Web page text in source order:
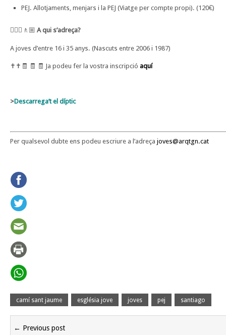
PEJ. Allotjaments, menjars i la PEJ (Viatge per compte propi). (120€)
🚶🏻‍♀️🚶🏼 A qui s’adreça?
A joves d’entre 16 i 35 anys. (Nascuts entre 2006 i 1987)
✝️✝️🧾 🧾 🧾 Ja podeu fer la vostra inscripció aquí
>Descarrega’t el díptic
Per qualsevol dubte ens podeu escriure a l’adreça joves@arqtgn.cat
camí sant jaume església jove joves pej santiago
← Previous post